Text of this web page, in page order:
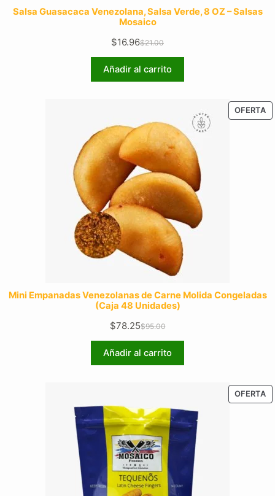
Salsa Guasacaca Venezolana, Salsa Verde, 8 OZ – Salsas
Mosaico
$21.00
El
precio
$16.96
El
precio
Añadir al carrito
OFERTA
Mini Empanadas Venezolanas de Carne Molida Congeladas
(Caja 48 Unidades)
$95.00
El
precio
$78.25
El
precio
Añadir al carrito
OFERTA